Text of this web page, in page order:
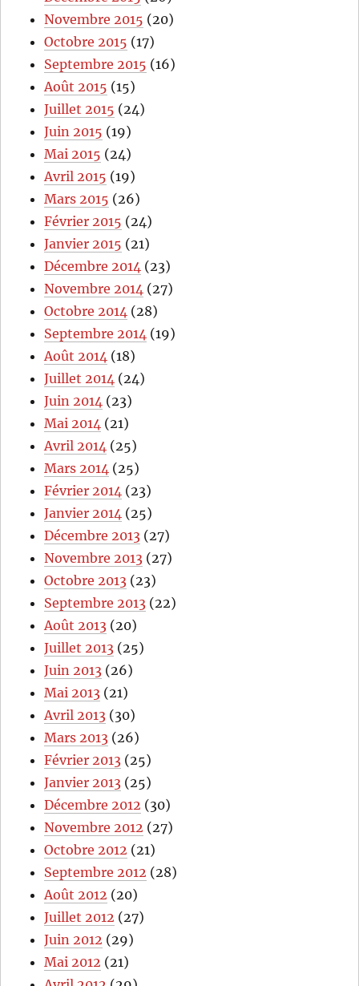
Novembre 2015 (20)
Octobre 2015 (17)
Septembre 2015 (16)
Août 2015 (15)
Juillet 2015 (24)
Juin 2015 (19)
Mai 2015 (24)
Avril 2015 (19)
Mars 2015 (26)
Février 2015 (24)
Janvier 2015 (21)
Décembre 2014 (23)
Novembre 2014 (27)
Octobre 2014 (28)
Septembre 2014 (19)
Août 2014 (18)
Juillet 2014 (24)
Juin 2014 (23)
Mai 2014 (21)
Avril 2014 (25)
Mars 2014 (25)
Février 2014 (23)
Janvier 2014 (25)
Décembre 2013 (27)
Novembre 2013 (27)
Octobre 2013 (23)
Septembre 2013 (22)
Août 2013 (20)
Juillet 2013 (25)
Juin 2013 (26)
Mai 2013 (21)
Avril 2013 (30)
Mars 2013 (26)
Février 2013 (25)
Janvier 2013 (25)
Décembre 2012 (30)
Novembre 2012 (27)
Octobre 2012 (21)
Septembre 2012 (28)
Août 2012 (20)
Juillet 2012 (27)
Juin 2012 (29)
Mai 2012 (21)